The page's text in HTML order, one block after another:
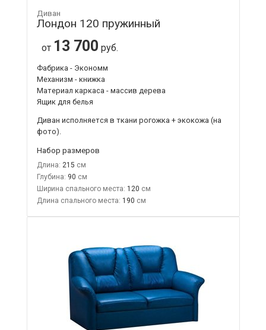
Диван
Лондон 120 пружинный
от 13 700 руб.
Фабрика - Экономм
Механизм - книжка
Материал каркаса - массив дерева
Ящик для белья
Диван исполняется в ткани рогожка + экокожа (на
фото).
Набор размеров
Длина: 215
Глубина: 90
Ширина спального места: 120
Длина спального места: 190